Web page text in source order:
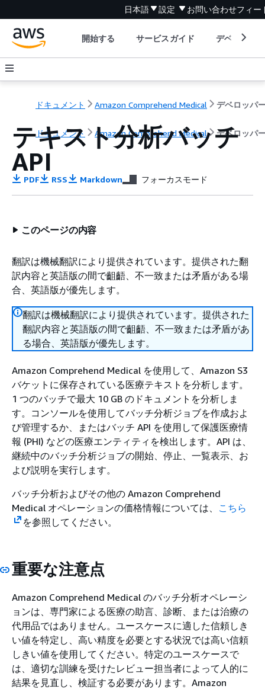
日本語 設定 お問い合わせフィー
開始する サービスガイド デベロッパ
ドキュメント Amazon Comprehend Medical
ドキュメント Amazon Comprehend Medical デベロッパ
テキスト分析バッチ
API
PDF RSS Markdown フォーカスモード
このページの内容
翻訳は機械翻訳により提供されています。提供された翻
訳内容と英語版の間で齟齬、不一致または矛盾がある場
合、英語版が優先します。
翻訳は機械翻訳により提供されています。提供された
翻訳内容と英語版の間で齟齬、不一致または矛盾があ
る場合、英語版が優先します。
Amazon Comprehend Medical を使用して、Amazon S3
バケットに保存されている医療テキストを分析します。
1 つのバッチで最大 10 GB のドキュメントを分析しま
す。コンソールを使用してバッチ分析ジョブを作成およ
び管理するか、またはバッチ API を使用して保護医療情
報 (PHI) などの医療エンティティを検出します。API は、
継続中のバッチ分析ジョブの開始、停止、一覧表示、お
よび説明を実行します。
バッチ分析およびその他の Amazon Comprehend
Medical オペレーションの価格情報については、 こちら
を参照してください。
重要な注意点
Amazon Comprehend Medical のバッチ分析オペレーシ
ョンは、専門家による医療の助言、診断、または治療の
代用品ではありません。ユースケースに適した信頼しき
い値を特定し、高い精度を必要とする状況では高い信頼
しきい値を使用してください。特定のユースケースで
は、適切な訓練を受けたレビュー担当者によって人的に
結果を見直し、検証する必要があります。Amazon